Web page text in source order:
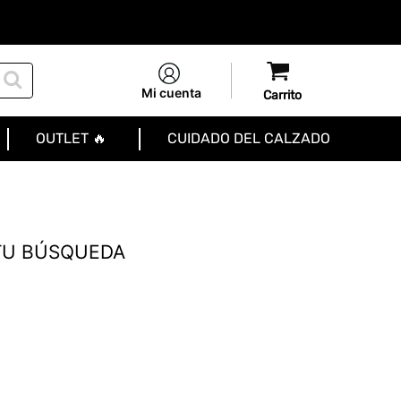
Mi cuenta
OUTLET 🔥 CUIDADO DEL CALZADO
BÚSQUEDA